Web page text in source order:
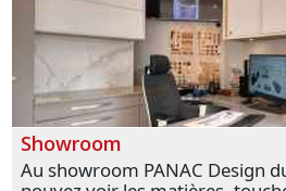
Showroom
Au showroom PANAC Design